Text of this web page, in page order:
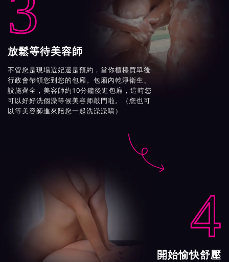
放鬆等待美容師
不管您是現場選妃還是預約，當你櫃檯買單後
行政會帶領您到您的包廂。包廂內乾淨衛生、
設施齊全，美容師約10分鐘後進包廂，這時您
可以好好洗個澡等候美容师敲門啦。（您也可
以等美容師進來陪您一起洗澡澡唷）

4
開始愉快舒壓